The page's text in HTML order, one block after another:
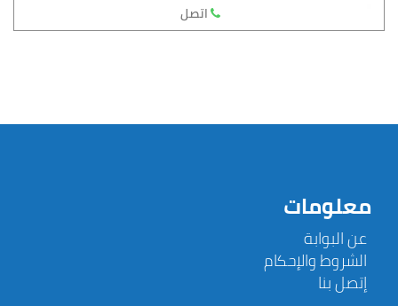
اتصل
معلومات
عن البوابة
الشروط والإحكام
إتصل بنا